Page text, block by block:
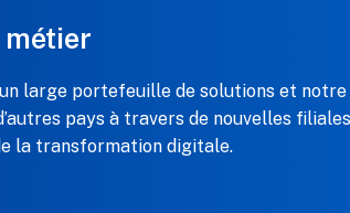
un large portefeuille de solutions et
pays à travers de nouvelles
la transformation digitale.